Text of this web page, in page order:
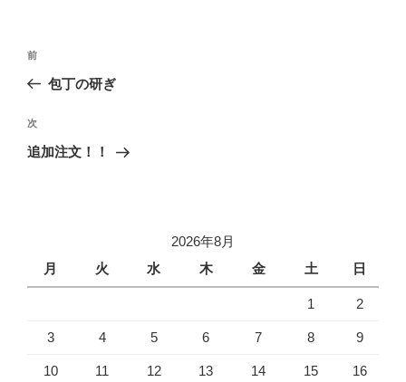
投
ビ
ゲ
前
の
稿
前
包丁の研ぎ
次
の
次
追加注文！！
2026年8月
月
火 水 木 金 土 日
1 2
3 4 5 6 7 8 9
10 11 12 13 14 15 16